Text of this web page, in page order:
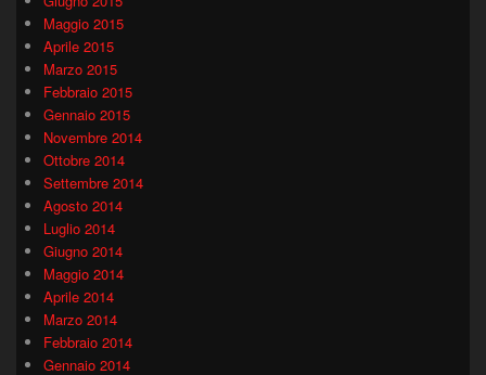
Maggio 2015
Aprile 2015
Marzo 2015
Febbraio 2015
Gennaio 2015
Novembre 2014
Ottobre 2014
Settembre 2014
Agosto 2014
Luglio 2014
Giugno 2014
Maggio 2014
Aprile 2014
Marzo 2014
Febbraio 2014
Gennaio 2014